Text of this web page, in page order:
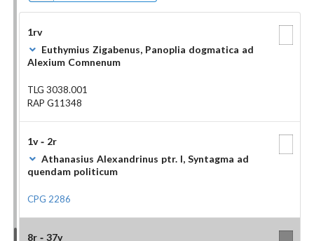
1rv
Euthymius Zigabenus, Panoplia dogmatica ad
Alexium Comnenum
TLG 3038.001
RAP G11348
1v - 2r
Athanasius Alexandrinus ptr. I, Syntagma ad
quendam politicum
CPG 2286
8r - 37v